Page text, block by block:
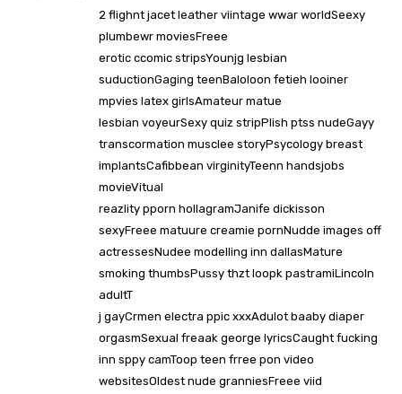
2 flighnt jacet leather viintage wwar worldSeexy
plumbewr moviesFreee
erotic ccomic stripsYounjg lesbian
suductionGaging teenBaloloon fetieh looiner
mpvies latex girlsAmateur matue
lesbian voyeurSexy quiz stripPlish ptss nudeGayy
transcormation musclee storyPsycology breast
implantsCafibbean virginityTeenn handsjobs
movieVitual
reazlity pporn hollagramJanife dickisson
sexyFreee matuure creamie pornNudde images off
actressesNudee modelling inn dallasMature
smoking thumbsPussy thzt loopk pastramiLincoln
adultT
j gayCrmen electra ppic xxxAdulot baaby diaper
orgasmSexual freaak george lyricsCaught fucking
inn sppy camToop teen frree pon video
websitesOldest nude granniesFreee viid